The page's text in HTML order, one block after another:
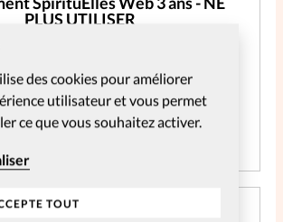
des cookies pour améliorer
utilisateur et vous permet
ce que vous souhaitez activer.
TOUT
PLUS UTILISER
à tout le contenu digital
JE M'ABONNE